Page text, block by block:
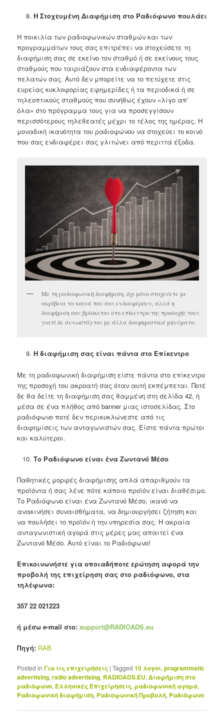
Η Στοχευμένη Διαφήμιση στο Ραδιόφωνο πουλάει
Η ποικιλία των ραδιοφωνικών σταθμών και των
προγραμμάτων τους σας επιτρέπει να στοχεύσετε τη
διαφήμιση σας σε εκείνο τον σταθμό ή σε εκείνους τους
σταθμούς που ταιριάζουν στα ενδιαφέροντα των
πελατών σας. Αυτό δεν μπορείτε να το πετύχετε στις
ευρείας κυκλοφορίας εφημερίδες ή τα περιοδικά ή σε
τηλεοπτικούς σταθμούς που συνήθως έχουν «λίγο απ’
όλα» στο πρόγραμμα τους για να προσεγγίσουν
περισσότερους τηλεθεατές μέχρι το τέλος της ημέρας. Η
μοναδική ικανότητα του ραδιοφώνου να στοχεύει το κοινό
που σας ενδιαφέρει σας γλιτώνει από περιττά έξοδα.
Με τη ραδιοφωνική διαφήμιση, όχι μόνο στοχεύετε με
ακρίβεια τα κοινά που σας ενδιαφέρουν, αλλά η
διαφήμιση σας βρίσκεται στο επίκεντρο της προσοχής τους
γιατί δε συνωστίζεται με άλλα διαφημιστικά μηνύματα.
Η διαφήμιση σας είναι πάντα στο Επίκεντρο
Με τη ραδιοφωνική διαφήμιση είστε πάντα στο επίκεντρο
της προσοχή του ακροατή σας όταν αυτή εκπέμπεται. Ποτέ
δε θα δείτε τη διαφήμιση σας θαμμένη στη σελίδα 42, ή
μέσα σε ένα πλήθος από banner μιας ιστοσελίδας. Στο
ραδιόφωνο ποτέ δεν περικυκλώνεστε από τις
διαφημίσεις των ανταγωνιστών σας. Είστε πάντα πρώτοι
και καλύτεροι.
Το Ραδιόφωνο είναι ένα Ζωντανό Μέσο
Παθητικές μορφές διαφήμισης απλά απαριθμούν τα
προϊόντα ή σας λένε πότε κάποιο προϊόν είναι διαθέσιμο.
Το Ραδιόφωνο είναι ένα Ζωντανό Μέσο, ικανό να
ανακινήσει συναισθήματα, να δημιουργήσει ζήτηση και
να πουλήσει το προϊόν ή την υπηρεσία σας. Η ακραία
ανταγωνιστική αγορά στις μέρες μας απαιτεί ένα
Ζωντανό Μέσο. Αυτό είναι το Ραδιόφωνο!
Επικοινωνήστε για οποιαδήποτε ερώτηση αφορά την
προβολή της επιχείρηση σας στο ραδιόφωνο, στα
τηλέφωνα:
357 22 021223
ή μέσω e-mail στο:support@RADIOADS.eu
Πηγή: RAB
Posted in Για τις επιχειρήσεις |Tagged 10 λογοι,programmatic
advertising,radio advertising, RADIOADS.EU,Διαφήμιση στο
ραδιόφωνο, Ελληνικές Επιχείρησεις,ραδιοφωνική αγορά,
Ραδιοφωνική διαφήμιση, Ραδιοφωνική Προβολή, Ραδιόφωνο